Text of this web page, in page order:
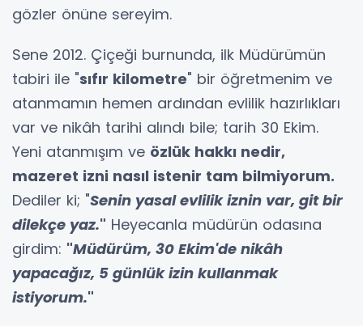
gözler önüne sereyim.
Sene 2012. Çiçeği burnunda, ilk Müdürümün
tabiri ile "sıfır kilometre" bir öğretmenim ve
atanmamın hemen ardından evlilik hazırlıkları
var ve nikâh tarihi alındı bile; tarih 30 Ekim.
Yeni atanmışım ve özlük hakkı nedir,
mazeret izni nasıl istenir tam bilmiyorum.
Dediler ki; "Senin yasal evlilik iznin var, git bir
dilekçe yaz." Heyecanla müdürün odasına
girdim: "Müdürüm, 30 Ekim'de nikâh
yapacağız, 5 günlük izin kullanmak
istiyorum."